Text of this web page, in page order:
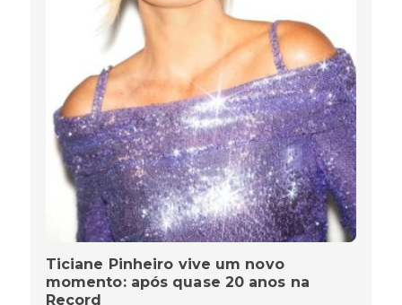
Ticiane Pinheiro vive um novo
momento: após quase 20 anos na
Record